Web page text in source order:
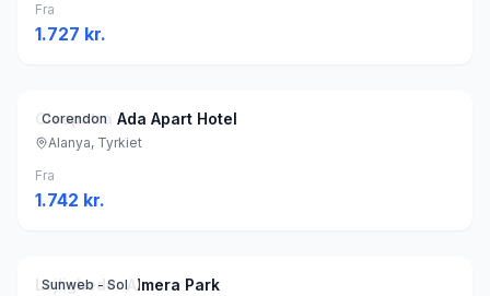
Fra
1.727 kr.
Corendon
Cleopatra Ada Apart Hotel
Alanya, Tyrkiet
Fra
1.742 kr.
Sunweb - Sol
Lejligheder Almera Park